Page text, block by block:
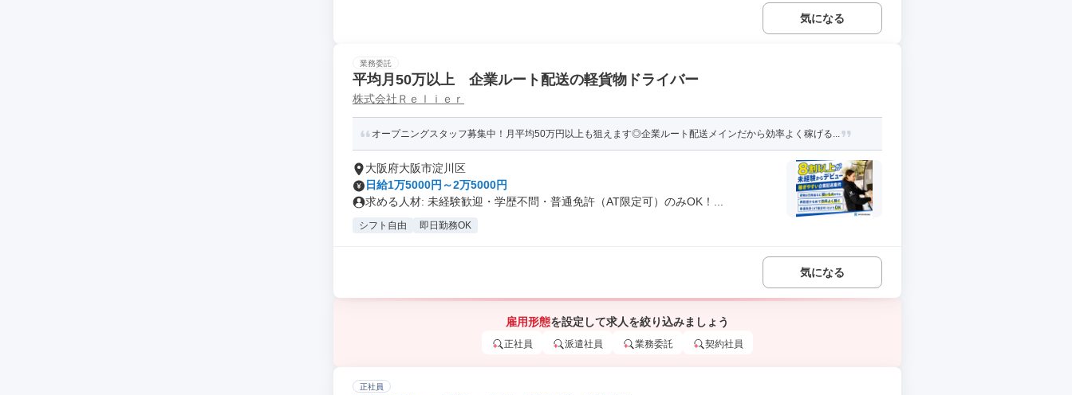
気になる
業務委託
平均月50万以上 企業ルート配送の軽貨物ドライバー
株式会社Ｒｅｌｉｅｒ
オープニングスタッフ募集中！月平均50万円以上も狙えます◎企業ルート配送メインだから効率よく稼げる...
大阪府大阪市淀川区
日給1万5000円～2万5000円
求める人材: 未経験歓迎・学歴不問・普通免許（AT限定可）のみOK！...
シフト自由 即日勤務OK
気になる
雇用形態を設定して求人を絞り込みましょう
正社員 派遣社員 業務委託 契約社員
正社員